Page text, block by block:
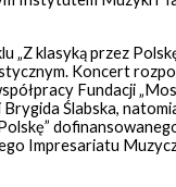
„Z klasyką przez
Koncert
Fundacji
Ślabska,
Impresariatu